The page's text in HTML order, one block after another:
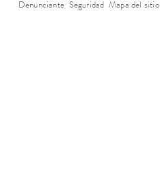
Denunciante Seguridad Mapa del sitio